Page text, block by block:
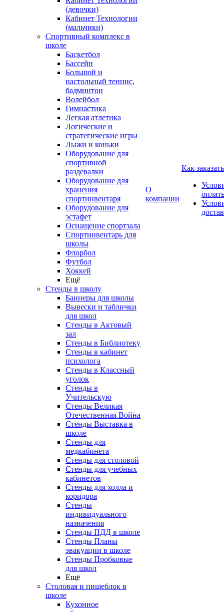
(девочки)
Кабинет Технологии
(мальчики)
Спортивный комплекс в
школе
Баскетбол
Бассейн
Большой и
настольный теннис,
бадминтон
Волейбол
Гимнастика
Легкая атлетика
Логические и
стратегические игры
Лыжи и коньки
Оборудование для
спортивной
раздевалки
Оборудование для
хранения
спортинвентаря
Оборудование для
эстафет
Оснащение спортзала
Спортинвентарь для
школы
Флорбол
Футбол
Хоккей
Ещё
Стенды в школу
Баннеры для школы
Вывески и таблички
для школ
Стенды в Актовый
зал
Стенды в Библиотеку
Стенды в кабинет
психолога
Стенды в Классный
уголок
Стенды в
Учительскую
Стенды Великая
Отечественная Война
Стенды Выставка в
школе
Стенды для
медкабинета
Стенды для столовой
Стенды для учебных
кабинетов
Стенды для холла и
коридора
Стенды
индивидуального
назначения
Стенды ПДД в школе
Стенды Планы
эвакуации в школе
Стенды Пробковые
для школ
Ещё
Столовая и пищеблок в
школе
Кухонное
О
компании
Как